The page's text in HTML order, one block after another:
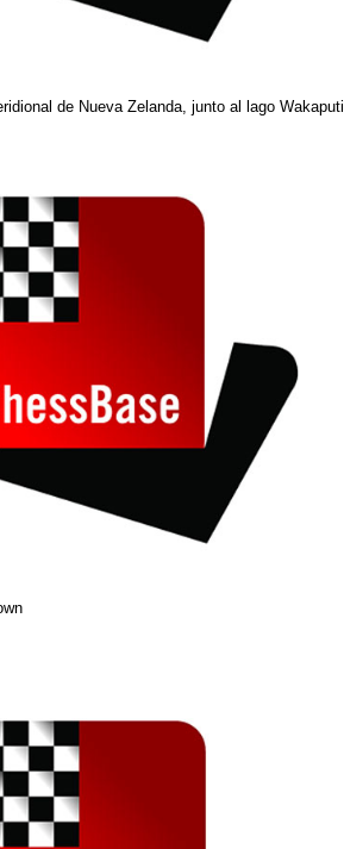
de Nueva Zelanda, junto al lago Wakaputi